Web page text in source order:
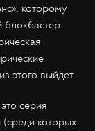
которому
блокбастер.
этого выйдет.
серия
которых